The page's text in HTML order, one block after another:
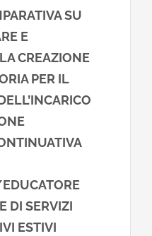
SU
E
CREAZIONE
PER IL
DI SERVIZI
ESTIVI